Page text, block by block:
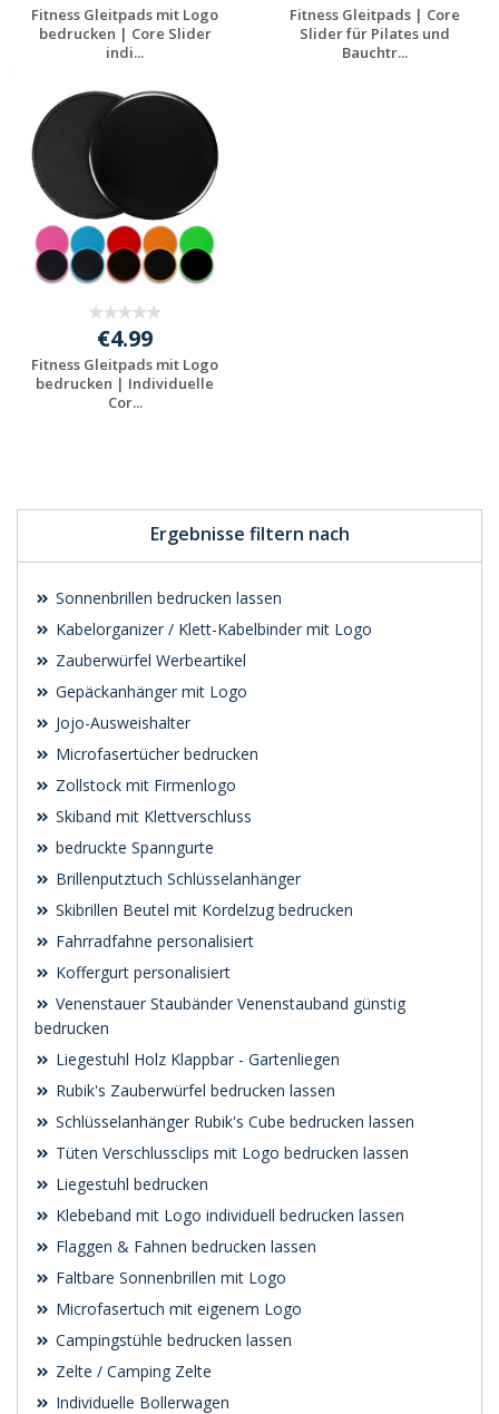
Ergebnisse filtern nach
Sonnenbrillen bedrucken lassen
Kabelorganizer / Klett-Kabelbinder mit Logo
Zauberwürfel Werbeartikel
Gepäckanhänger mit Logo
Jojo-Ausweishalter
Microfasertücher bedrucken
Zollstock mit Firmenlogo
Skiband mit Klettverschluss
bedruckte Spanngurte
Brillenputztuch Schlüsselanhänger
Skibrillen Beutel mit Kordelzug bedrucken
Fahrradfahne personalisiert
Koffergurt personalisiert
Venenstauer Staubänder Venenstauband günstig
bedrucken
Liegestuhl Holz Klappbar - Gartenliegen
Rubik's Zauberwürfel bedrucken lassen
Schlüsselanhänger Rubik's Cube bedrucken lassen
Tüten Verschlussclips mit Logo bedrucken lassen
Liegestuhl bedrucken
Klebeband mit Logo individuell bedrucken lassen
Flaggen & Fahnen bedrucken lassen
Faltbare Sonnenbrillen mit Logo
Microfasertuch mit eigenem Logo
Campingstühle bedrucken lassen
Zelte / Camping Zelte
Individuelle Bollerwagen
Fitness Gleitpads mit Logo
bedrucken | Core Slider
indi...
Jetzt Angebot
anfordern
Fitness Gleitpads | Core
Slider für Pilates und
Bauchtr...
€4.99
Fitness Gleitpads mit Logo
bedrucken | Individuelle
Cor...